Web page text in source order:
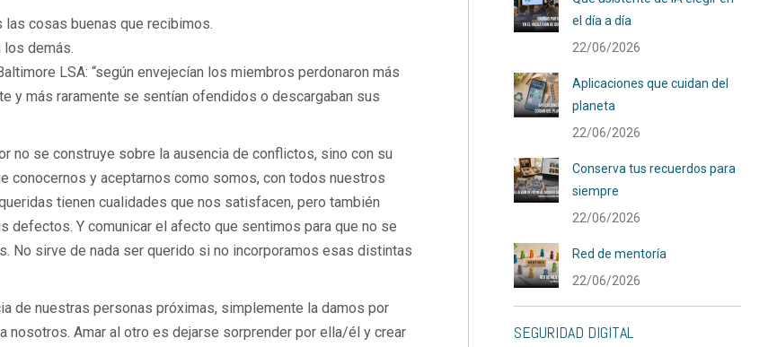
cosas buenas que recibimos.
los demás.
LSA: “según envejecían los miembros perdonaron más
y más raramente se sentían ofendidos o descargaban sus
no se construye sobre la ausencia de conflictos, sino con su
conocernos y aceptarnos como somos, con todos nuestros
tienen cualidades que nos satisfacen, pero también
Y comunicar el afecto que sentimos para que no se
No sirve de nada ser querido si no incorporamos esas distintas
de nuestras personas próximas, simplemente la damos por
Amar al otro es dejarse sorprender por ella/él y crear
el día a día
22/06/2026
Aplicaciones que cuidan del
planeta
22/06/2026
Conserva tus recuerdos para
siempre
22/06/2026
Red de mentoría
22/06/2026
SEGURIDAD DIGITAL